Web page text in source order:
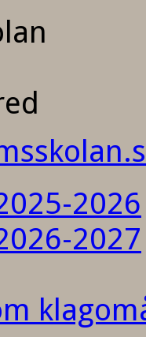
2026
2027